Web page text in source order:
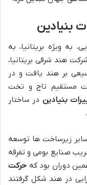
بنیادین
به ویژه بریتانیا، به
هند شرقی بریتانیا،
بر هند یافت و در
مستقیم تاج و تخت
بنیادین در ساختار
زیرساخت ها توسعه
صنایع بومی و تفرقه
دوران بود که حرکت
در هند شکل گرفتند